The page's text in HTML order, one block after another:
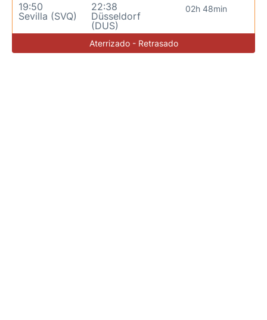
19:50
Sevilla (SVQ)
22:38
Düsseldorf
(DUS)
02h 48min
Aterrizado - Retrasado